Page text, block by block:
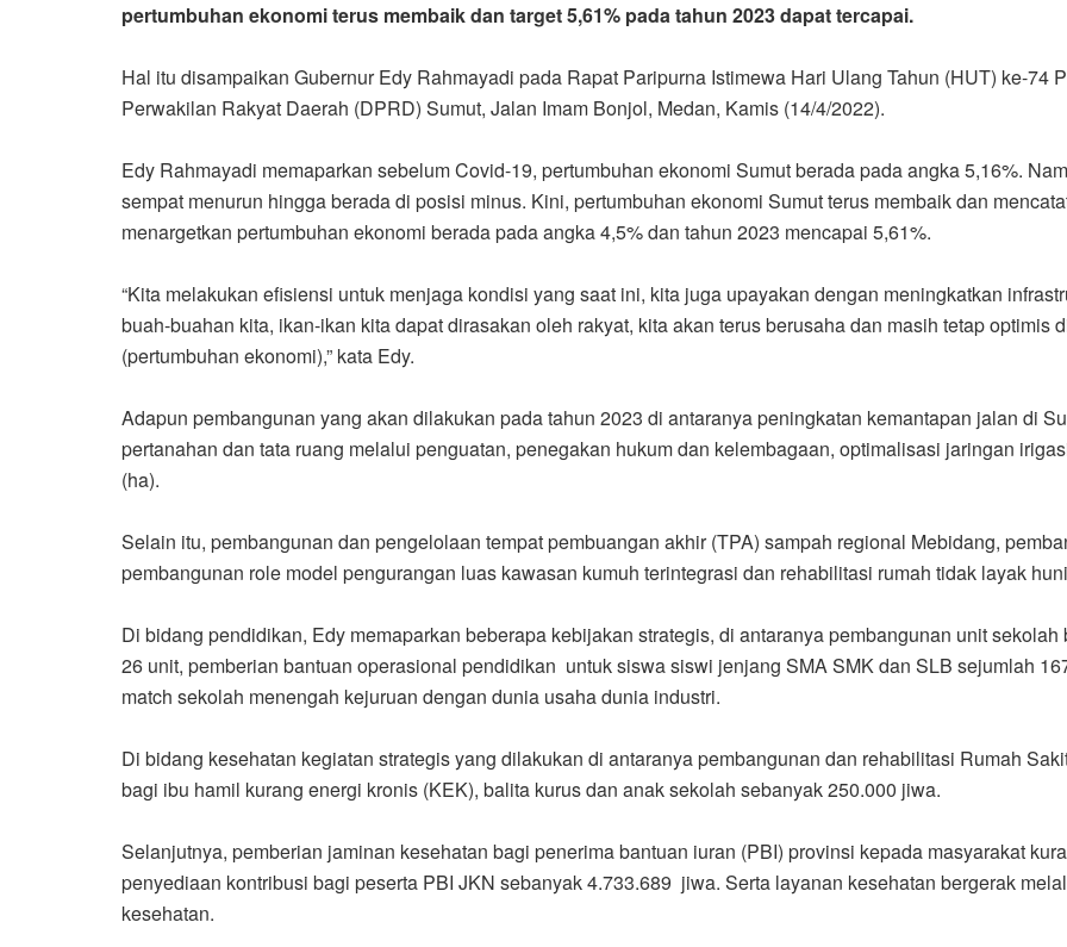
pertumbuhan ekonomi terus membaik dan target 5,61% pada tahun 2023 dapat tercapai.
Hal itu disampaikan Gubernur Edy Rahmayadi pada Rapat Paripurna Istimewa Hari Ulang Tahun (HUT) ke-74
Perwakilan Rakyat Daerah (DPRD) Sumut, Jalan Imam Bonjol, Medan, Kamis (14/4/2022).
Edy Rahmayadi memaparkan sebelum Covid-19, pertumbuhan ekonomi Sumut berada pada angka 5,16%.
sempat menurun hingga berada di posisi minus. Kini, pertumbuhan ekonomi Sumut terus membaik dan
menargetkan pertumbuhan ekonomi berada pada angka 4,5% dan tahun 2023 mencapai 5,61%.
“Kita melakukan efisiensi untuk menjaga kondisi yang saat ini, kita juga upayakan dengan meningkatkan
buah-buahan kita, ikan-ikan kita dapat dirasakan oleh rakyat, kita akan terus berusaha dan masih tetap optimis
(pertumbuhan ekonomi),” kata Edy.
Adapun pembangunan yang akan dilakukan pada tahun 2023 di antaranya peningkatan kemantapan jalan di
pertanahan dan tata ruang melalui penguatan, penegakan hukum dan kelembagaan, optimalisasi jaringan
(ha).
Selain itu, pembangunan dan pengelolaan tempat pembuangan akhir (TPA) sampah regional Mebidang,
pembangunan role model pengurangan luas kawasan kumuh terintegrasi dan rehabilitasi rumah tidak layak
Di bidang pendidikan, Edy memaparkan beberapa kebijakan strategis, di antaranya pembangunan unit
26 unit, pemberian bantuan operasional pendidikan untuk siswa siswi jenjang SMA SMK dan SLB sejumlah
match sekolah menengah kejuruan dengan dunia usaha dunia industri.
Di bidang kesehatan kegiatan strategis yang dilakukan di antaranya pembangunan dan rehabilitasi Rumah
bagi ibu hamil kurang energi kronis (KEK), balita kurus dan anak sekolah sebanyak 250.000 jiwa.
Selanjutnya, pemberian jaminan kesehatan bagi penerima bantuan iuran (PBI) provinsi kepada masyarakat
penyediaan kontribusi bagi peserta PBI JKN sebanyak 4.733.689 jiwa. Serta layanan kesehatan bergerak
kesehatan.